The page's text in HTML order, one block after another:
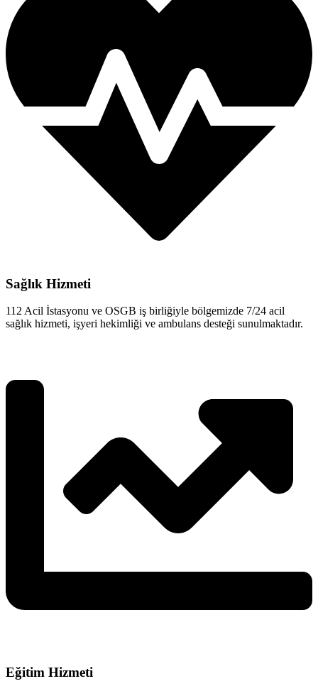
Sağlık Hizmeti
112 Acil İstasyonu ve OSGB iş birliğiyle bölgemizde 7/24 acil
sağlık hizmeti, işyeri hekimliği ve ambulans desteği sunulmaktadır.
Eğitim Hizmeti